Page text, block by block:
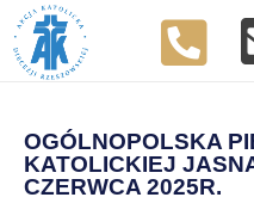
OGÓLNOPOLSKA
KATOLICKIEJ
CZERWCA 2025R.